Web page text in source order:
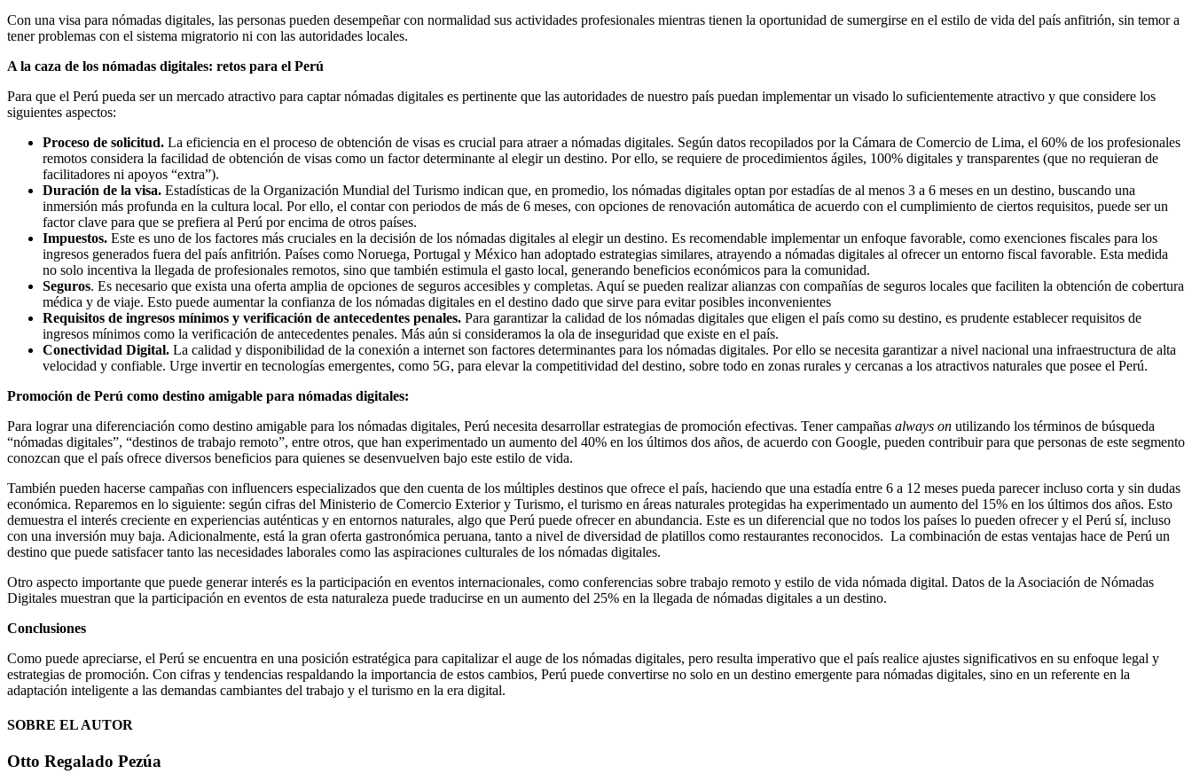
Con una visa para nómadas digitales, las personas pueden desempeñar con normalidad sus actividades profesionales mientras tienen la oportunidad de sumergirse en el estilo de vida del país anfitrión, sin temor a
tener problemas con el sistema migratorio ni con las autoridades locales.
A la caza de los nómadas digitales: retos para el Perú
Para que el Perú pueda ser un mercado atractivo para captar nómadas digitales es pertinente que las autoridades de nuestro país puedan implementar un visado lo suficientemente atractivo y que considere los
siguientes aspectos:
Proceso de solicitud. La eficiencia en el proceso de obtención de visas es crucial para atraer a nómadas digitales. Según datos recopilados por la Cámara de Comercio de Lima, el 60% de los profesionales
remotos considera la facilidad de obtención de visas como un factor determinante al elegir un destino. Por ello, se requiere de procedimientos ágiles, 100% digitales y transparentes (que no requieran de
facilitadores ni apoyos “extra”).
Duración de la visa. Estadísticas de la Organización Mundial del Turismo indican que, en promedio, los nómadas digitales optan por estadías de al menos 3 a 6 meses en un destino, buscando una
inmersión más profunda en la cultura local. Por ello, el contar con periodos de más de 6 meses, con opciones de renovación automática de acuerdo con el cumplimiento de ciertos requisitos, puede ser un
factor clave para que se prefiera al Perú por encima de otros países.
Impuestos. Este es uno de los factores más cruciales en la decisión de los nómadas digitales al elegir un destino. Es recomendable implementar un enfoque favorable, como exenciones fiscales para los
ingresos generados fuera del país anfitrión. Países como Noruega, Portugal y México han adoptado estrategias similares, atrayendo a nómadas digitales al ofrecer un entorno fiscal favorable. Esta medida
no solo incentiva la llegada de profesionales remotos, sino que también estimula el gasto local, generando beneficios económicos para la comunidad.
Seguros. Es necesario que exista una oferta amplia de opciones de seguros accesibles y completas. Aquí se pueden realizar alianzas con compañías de seguros locales que faciliten la obtención de cobertura
médica y de viaje. Esto puede aumentar la confianza de los nómadas digitales en el destino dado que sirve para evitar posibles inconvenientes
Requisitos de ingresos mínimos y verificación de antecedentes penales. Para garantizar la calidad de los nómadas digitales que eligen el país como su destino, es prudente establecer requisitos de
ingresos mínimos como la verificación de antecedentes penales. Más aún si consideramos la ola de inseguridad que existe en el país.
Conectividad Digital. La calidad y disponibilidad de la conexión a internet son factores determinantes para los nómadas digitales. Por ello se necesita garantizar a nivel nacional una infraestructura de alta
velocidad y confiable. Urge invertir en tecnologías emergentes, como 5G, para elevar la competitividad del destino, sobre todo en zonas rurales y cercanas a los atractivos naturales que posee el Perú.
Promoción de Perú como destino amigable para nómadas digitales:
Para lograr una diferenciación como destino amigable para los nómadas digitales, Perú necesita desarrollar estrategias de promoción efectivas. Tener campañas always on utilizando los términos de búsqueda
“nómadas digitales”, “destinos de trabajo remoto”, entre otros, que han experimentado un aumento del 40% en los últimos dos años, de acuerdo con Google, pueden contribuir para que personas de este segmento
conozcan que el país ofrece diversos beneficios para quienes se desenvuelven bajo este estilo de vida.
También pueden hacerse campañas con influencers especializados que den cuenta de los múltiples destinos que ofrece el país, haciendo que una estadía entre 6 a 12 meses pueda parecer incluso corta y sin dudas
económica. Reparemos en lo siguiente: según cifras del Ministerio de Comercio Exterior y Turismo, el turismo en áreas naturales protegidas ha experimentado un aumento del 15% en los últimos dos años. Esto
demuestra el interés creciente en experiencias auténticas y en entornos naturales, algo que Perú puede ofrecer en abundancia. Este es un diferencial que no todos los países lo pueden ofrecer y el Perú sí, incluso
con una inversión muy baja. Adicionalmente, está la gran oferta gastronómica peruana, tanto a nivel de diversidad de platillos como restaurantes reconocidos. La combinación de estas ventajas hace de Perú un
destino que puede satisfacer tanto las necesidades laborales como las aspiraciones culturales de los nómadas digitales.
Otro aspecto importante que puede generar interés es la participación en eventos internacionales, como conferencias sobre trabajo remoto y estilo de vida nómada digital. Datos de la Asociación de Nómadas
Digitales muestran que la participación en eventos de esta naturaleza puede traducirse en un aumento del 25% en la llegada de nómadas digitales a un destino.
Conclusiones
Como puede apreciarse, el Perú se encuentra en una posición estratégica para capitalizar el auge de los nómadas digitales, pero resulta imperativo que el país realice ajustes significativos en su enfoque legal y
estrategias de promoción. Con cifras y tendencias respaldando la importancia de estos cambios, Perú puede convertirse no solo en un destino emergente para nómadas digitales, sino en un referente en la
adaptación inteligente a las demandas cambiantes del trabajo y el turismo en la era digital.
SOBRE EL AUTOR
Otto Regalado Pezúa